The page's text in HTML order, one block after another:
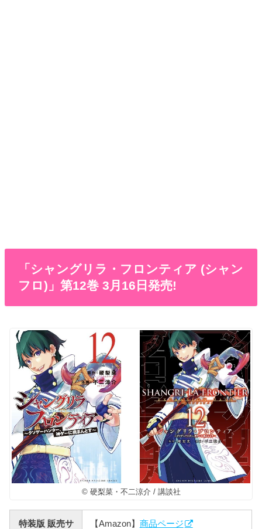
「シャングリラ・フロンティア (シャン
フロ)」第12巻 3月16日発売!
© 硬梨菜・不二涼介 / 講談社
特装版 販売サ
【Amazon】 商品ページ